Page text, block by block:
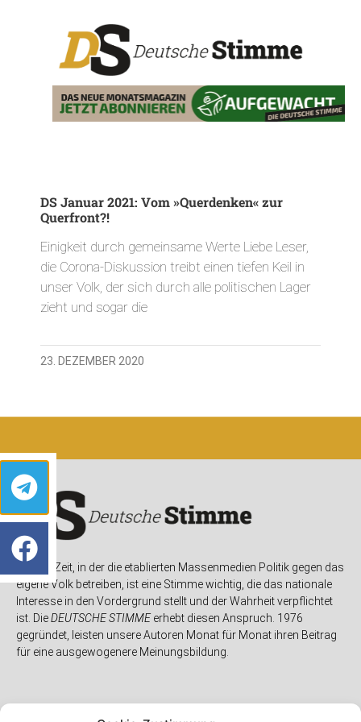
DS Januar 2021: Vom »Querdenken« zur
Querfront?!
Einigkeit durch gemeinsame Werte Liebe Leser,
die Corona-Diskussion treibt einen tiefen Keil in
unser Volk, der sich durch alle politischen Lager
zieht und sogar die
23. DEZEMBER 2020
In einer Zeit, in der die etablierten Massenmedien Politik gegen das
eigene Volk betreiben, ist eine Stimme wichtig, die das nationale
Interesse in den Vordergrund stellt und der Wahrheit verpflichtet
ist. DieDEUTSCHE STIMMEerhebt diesen Anspruch. 1976
gegründet, leisten unsere Autoren Monat für Monat ihren Beitrag
für eine ausgewogenere Meinungsbildung.